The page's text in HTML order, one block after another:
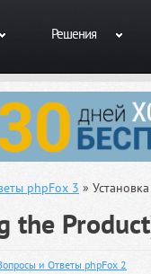
Решения
phpFox 3 »
the
и Ответы phpFox 2